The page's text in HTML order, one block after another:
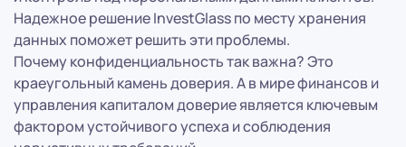
Надежное решение InvestGlass по месту хранения
данных поможет решить эти проблемы.
Почему конфиденциальность так важна? Это
краеугольный камень доверия. А в мире финансов и
управления капиталом доверие является ключевым
фактором устойчивого успеха и соблюдения